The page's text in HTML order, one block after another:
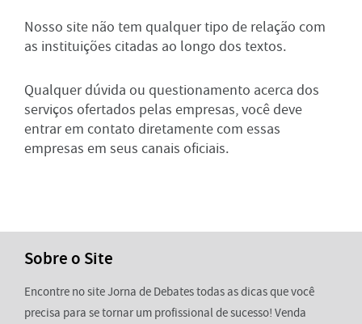
Nosso site não tem qualquer tipo de relação com
as instituições citadas ao longo dos textos.
Qualquer dúvida ou questionamento acerca dos
serviços ofertados pelas empresas, você deve
entrar em contato diretamente com essas
empresas em seus canais oficiais.
Sobre o Site
Encontre no site Jorna de Debates todas as dicas que você
precisa para se tornar um profissional de sucesso! Venda